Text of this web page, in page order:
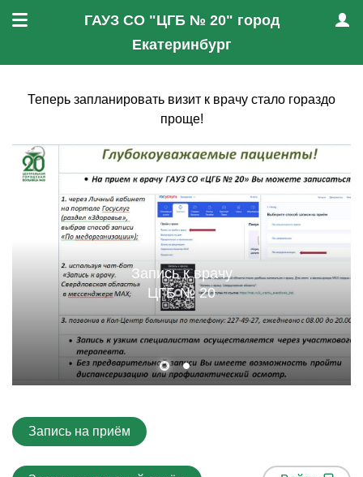
ГАУЗ СО "ЦГБ № 20" город
Екатеринбург
Теперь запланировать визит к врачу стало гораздо
проще!
Запись к врачу
ЦГБ № 20
Запись на приём